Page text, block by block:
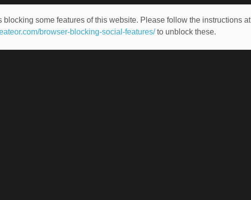
blocking some features of this website. Please follow the instructions at
browser-blocking-social-features/to unblock these.